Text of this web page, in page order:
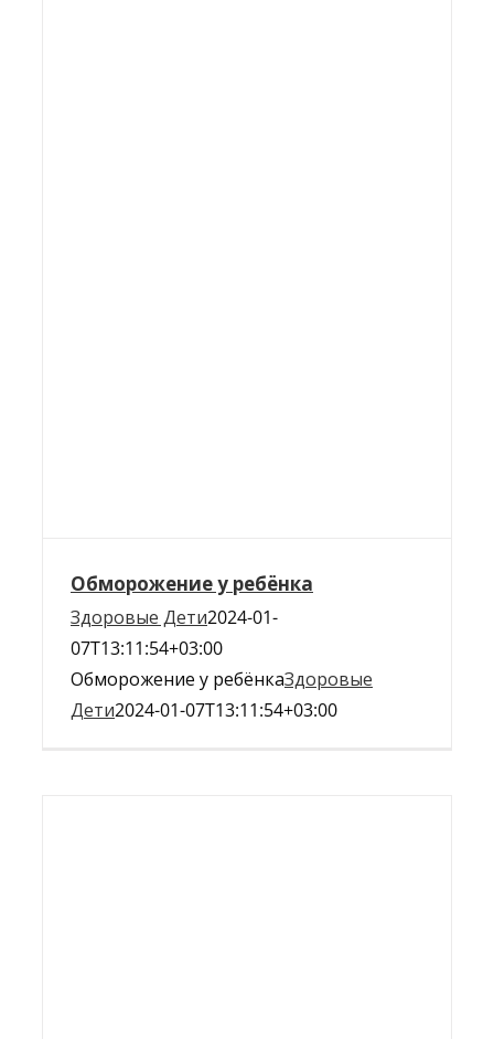
Обморожение у ребёнка
Здоровые Дети2024-01-
07T13:11:54+03:00
Обморожение у ребёнкаЗдоровые
Дети2024-01-07T13:11:54+03:00